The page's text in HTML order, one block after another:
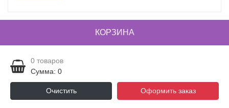
КОРЗИНА
0 товаров
Сумма: 0
Очистить Оформить заказ